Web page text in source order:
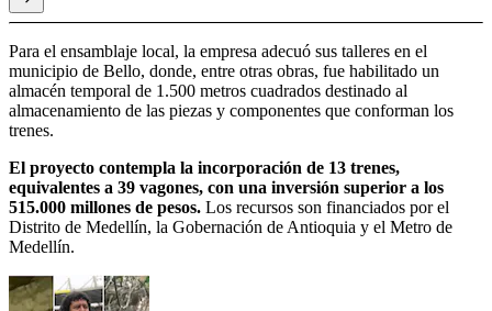
Para el ensamblaje local, la empresa adecuó sus talleres en el
municipio de Bello, donde, entre otras obras, fue habilitado un
almacén temporal de 1.500 metros cuadrados destinado al
almacenamiento de las piezas y componentes que conforman los
trenes.
El proyecto contempla la incorporación de 13 trenes,
equivalentes a 39 vagones, con una inversión superior a los
515.000 millones de pesos. Los recursos son financiados por el
Distrito de Medellín, la Gobernación de Antioquia y el Metro de
Medellín.